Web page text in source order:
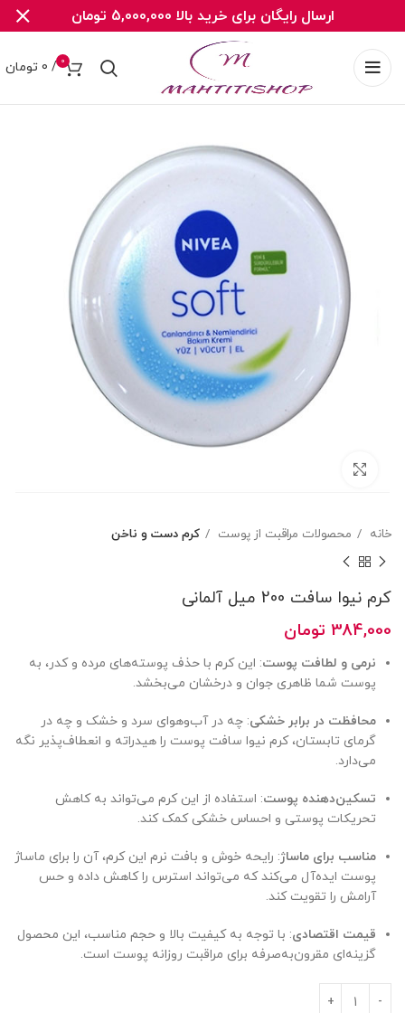
0
/
0 تومان
خانه محصولات مراقبت از پوست کرم دست و ناخن
کرم نیوا سافت 200 میل آلمانی
384,000 تومان
نرمی و لطافت پوست: این کرم با حذف پوسته‌های مرده و کدر، به
پوست شما ظاهری جوان و درخشان می‌بخشد.
محافظت در برابر خشکی: چه در آب‌وهوای سرد و خشک و چه در
گرمای تابستان، کرم نیوا سافت پوست را هیدراته و انعطاف‌پذیر نگه
می‌دارد.
تسکین‌دهنده پوست: استفاده از این کرم می‌تواند به کاهش
تحریکات پوستی و احساس خشکی کمک کند.
مناسب برای ماساژ: رایحه خوش و بافت نرم این کرم، آن را برای ماساژ
پوست ایده‌آل می‌کند که می‌تواند استرس را کاهش داده و حس
آرامش را تقویت کند.
قیمت اقتصادی: با توجه به کیفیت بالا و حجم مناسب، این محصول
گزینه‌ای مقرون‌به‌صرفه برای مراقبت روزانه پوست است.
ارسال رایگان برای خرید بالا 5,000,000 تومان